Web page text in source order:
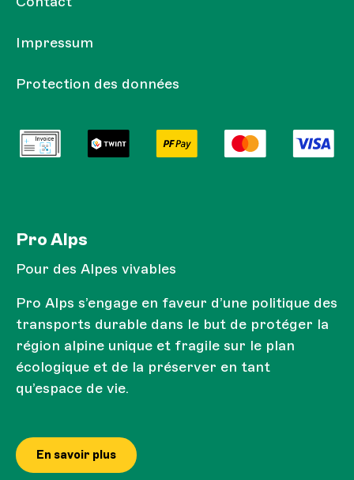
Impressum
Protection des données
Pro Alps
Pour des Alpes vivables
Pro Alps s’engage en faveur d’une politique des
transports durable dans le but de protéger la
région alpine unique et fragile sur le plan
écologique et de la préserver en tant
qu’espace de vie.
En savoir plus